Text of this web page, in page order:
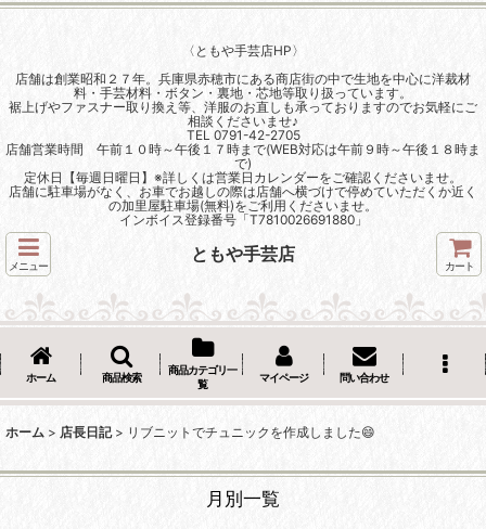
〈ともや手芸店HP〉
店舗は創業昭和２７年。兵庫県赤穂市にある商店街の中で生地を中心に洋裁材
料・手芸材料・ボタン・裏地・芯地等取り扱っています。
裾上げやファスナー取り換え等、洋服のお直しも承っておりますのでお気軽にご
相談くださいませ♪
TEL 0791-42-2705
店舗営業時間 午前１０時～午後１７時まで(WEB対応は午前９時～午後１８時ま
で)
定休日【毎週日曜日】※詳しくは営業日カレンダーをご確認くださいませ。
店舗に駐車場がなく、お車でお越しの際は店舗へ横づけで停めていただくか近く
の加里屋駐車場(無料)をご利用くださいませ。
インボイス登録番号「T7810026691880」
メニュー
ともや手芸店
カート
ホーム 商品検索
商品カテゴリ一
覧
マイページ 問い合わせ
ホーム > 店長日記 > リブニットでチュニックを作成しました😄
月別一覧